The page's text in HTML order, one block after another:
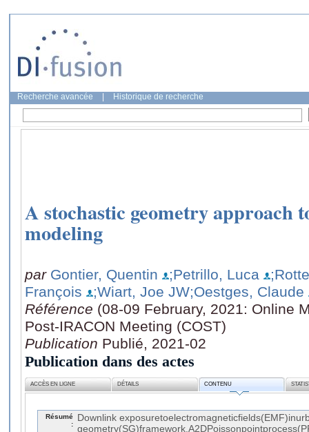
Recherche avancée Historique de recherche
A stochastic geometry approach
modeling
par Gontier, Quentin ;Petrillo, Luca
François
;Wiart, Joe JW;Oestges, Claude
Référence (08-09 February, 2021: Online
Post-IRACON Meeting (COST)
Publication Publié, 2021-02
Publication dans des actes
ACCÈS EN LIGNE DÉTAILS CONTENU
Résumé
:
Downlink